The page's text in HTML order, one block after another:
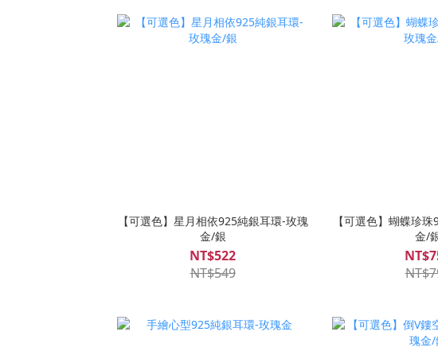
【可選色】星月相依925純銀耳環-玫瑰
金/銀
NT$522
NT$549
【可選色】蝴蝶珍
金/